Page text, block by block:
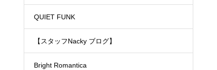
ェットスーツ）
QUIET FUNK
【スタッフNacky ブログ】
Bright Romantica